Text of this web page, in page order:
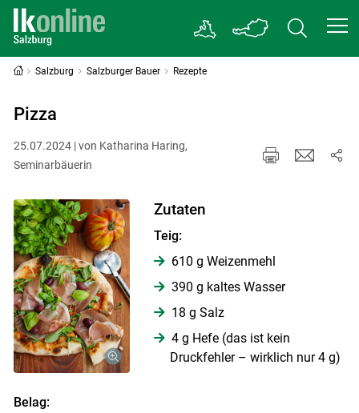
Salzburg Salzburger Bauer Rezepte
Pizza
25.07.2024 | von Katharina Haring,
Seminarbäuerin
Zutaten
Teig:
610 g Weizenmehl
390 g kaltes Wasser
18 g Salz
4 g Hefe (das ist kein
Druckfehler – wirklich nur 4 g)
Belag: